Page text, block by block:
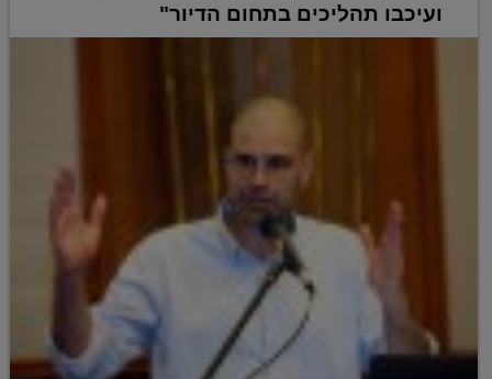
ועיכבו תהליכים בתחום הדיור"